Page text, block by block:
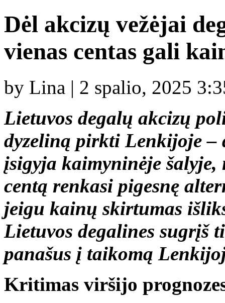
Dėl akcizų vežėjai
vienas centas gali
by Lina | 2 spalio, 2025
Lietuvos degalų akcizų
dyzeliną pirkti Lenkijoje –
įsigyja kaimyninėje šalyje,
centą renkasi pigesnę
jeigu kainų skirtumas
Lietuvos degalines sugrįš
panašus į taikomą
Kritimas viršijo